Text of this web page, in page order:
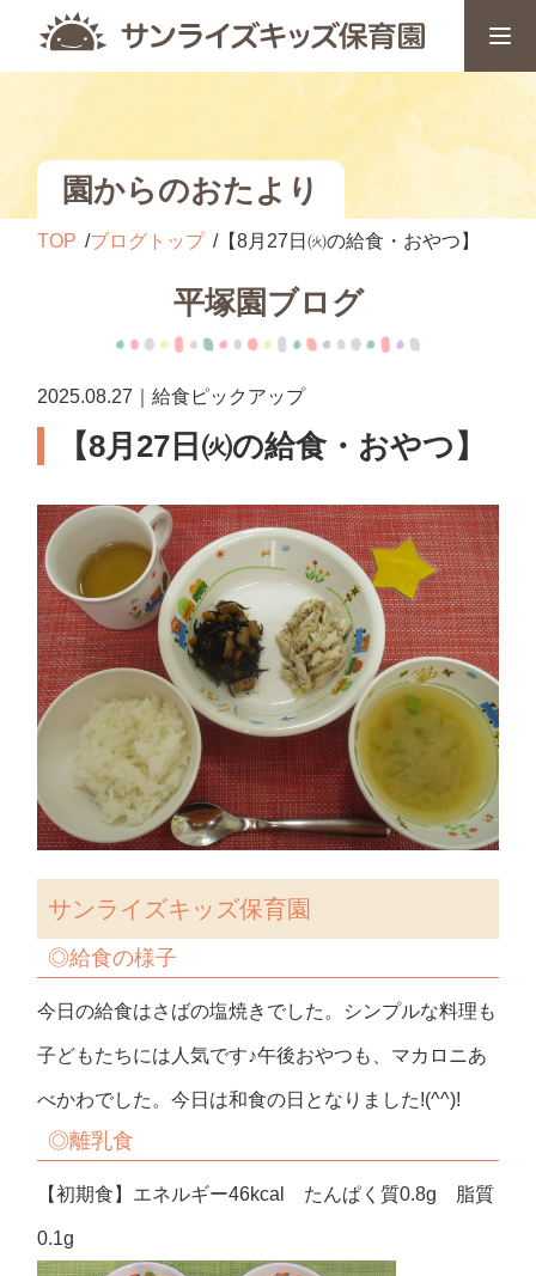
園からのおたより
TOP ブログトップ 【8月27日㈫の給食・おやつ】
平塚園ブログ
2025.08.27｜給食ピックアップ
【8月27日㈫の給食・おやつ】
サンライズキッズ保育園
◎給食の様子
今日の給食はさばの塩焼きでした。シンプルな料理も
子どもたちには人気です♪午後おやつも、マカロニあ
べかわでした。今日は和食の日となりました!(^^)!
◎離乳食
【初期食】エネルギー46kcal たんぱく質0.8g 脂質
0.1g